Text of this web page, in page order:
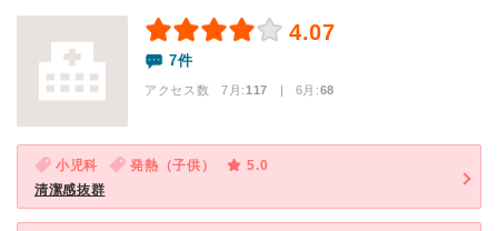
4.07
7件
アクセス数 7月:117 | 6月:68
小児科 発熱（子供）
5.0
清潔感抜群